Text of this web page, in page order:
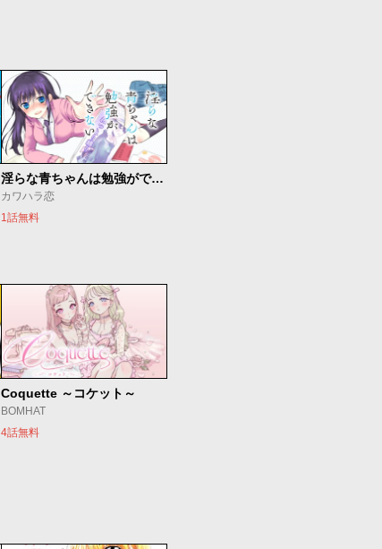
淫らな青ちゃんは勉強ができない
カワハラ恋
1話無料
Coquette ～コケット～
BOMHAT
4話無料